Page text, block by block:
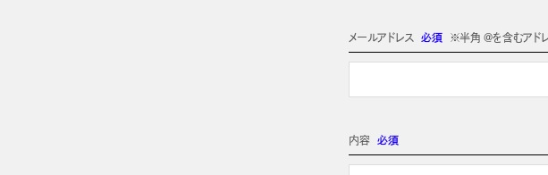
メールアドレス 必須 ※半角 @を含むアド
内容 必須